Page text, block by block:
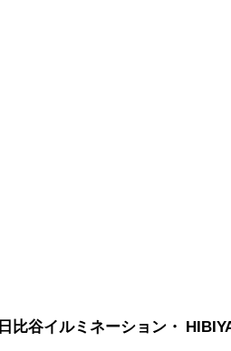
日比谷イルミネーション・